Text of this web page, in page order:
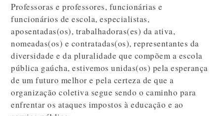
Professoras e professores, funcionárias e
funcionários de escola, especialistas,
aposentadas(os), trabalhadoras(es) da ativa,
nomeadas(os) e contratadas(os), representantes da
diversidade e da pluralidade que compõem a escola
pública gaúcha, estivemos unidas(os) pela esperança
de um futuro melhor e pela certeza de que a
organização coletiva segue sendo o caminho para
enfrentar os ataques impostos à educação e ao